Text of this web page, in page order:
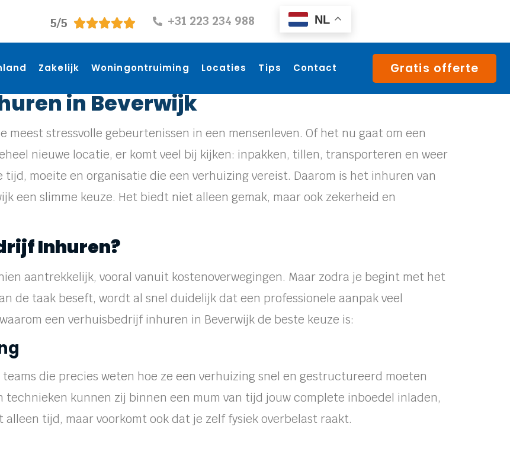
5/5  +31 223 234 988 NL
Zakelijk Woningontruiming Locaties Tips Contact Gratis offerte
in Beverwijk
meest stressvolle gebeurtenissen in een mensenleven. Of het nu gaat om een
nieuwe locatie, er komt veel bij kijken: inpakken, tillen, transporteren en weer
moeite en organisatie die een verhuizing vereist. Daarom is het inhuren van
een slimme keuze. Het biedt niet alleen gemak, maar ook zekerheid en
Inhuren?
aantrekkelijk, vooral vanuit kostenoverwegingen. Maar zodra je begint met het
de taak beseft, wordt al snel duidelijk dat een professionele aanpak veel
een verhuisbedrijf inhuren in Beverwijk de beste keuze is:
die precies weten hoe ze een verhuizing snel en gestructureerd moeten
kunnen zij binnen een mum van tijd jouw complete inboedel inladen,
tijd, maar voorkomt ook dat je zelf fysiek overbelast raakt.